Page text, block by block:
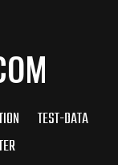
TEST-DATA